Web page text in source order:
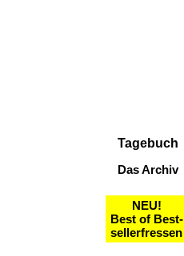
Tagebuch
Das Archiv
NEU!
Best of Best-
sellerfressen